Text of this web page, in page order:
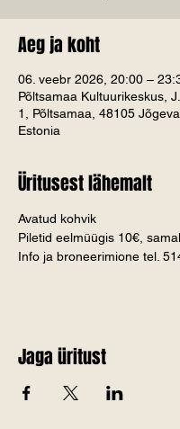
Aeg ja koht
06. veebr 2026, 20:00 –
Põltsamaa Kultuurikeskus,
1, Põltsamaa, 48105
Estonia
Üritusest lähemalt
Avatud kohvik
Piletid eelmüügis 10€,
Info ja broneerimione tel.
Jaga üritust